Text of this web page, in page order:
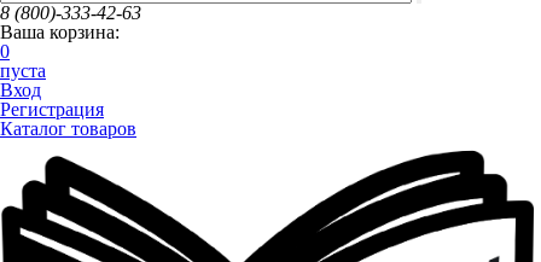
8 (800)-333-42-63
Ваша корзина:
0
пуста
Вход
Регистрация
Каталог товаров